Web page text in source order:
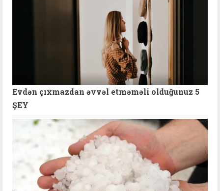
Evdən çıxmazdan əvvəl etməməli olduğunuz 5
ŞEY